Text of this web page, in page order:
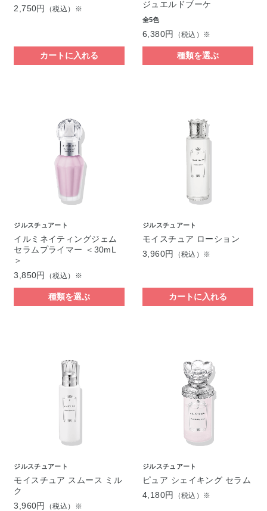
2,750円 （税込）※
カートに入れる
ジュエルドブーケ
全5色
6,380円 （税込）※
種類を選ぶ
ジルスチュアート
イルミネイティングジェム
セラムプライマー ＜30mL
＞
3,850円
（税込）※
種類を選ぶ
ジルスチュアート
モイスチュア ローション
3,960円
（税込）※
カートに入れる
ジルスチュアート
モイスチュア スムース ミル
ク
3,960円
（税込）※
ジルスチュアート
ピュア シェイキング セラム
4,180円
（税込）※